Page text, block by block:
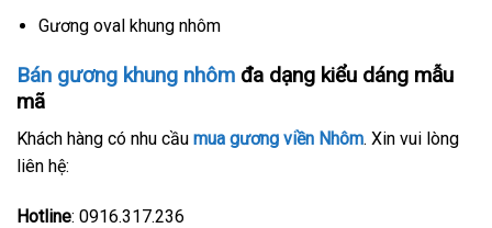
Gương oval khung nhôm
Bán gương khung nhôm đa dạng kiểu dáng mẫu
mã
Khách hàng có nhu cầu mua gương viền Nhôm. Xin vui lòng
liên hệ:
Hotline: 0916.317.236